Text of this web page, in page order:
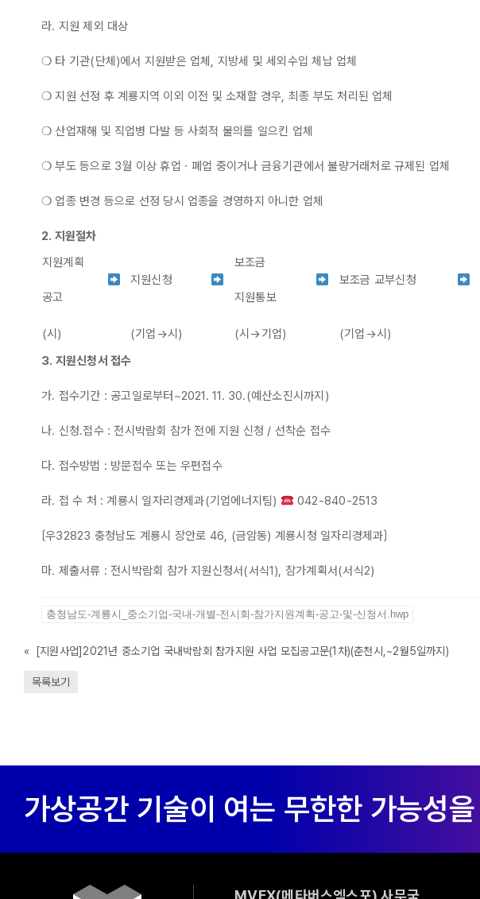
라. 지원 제외 대상
❍ 타 기관(단체)에서 지원받은 업체, 지방세 및 세외수입 체납 업체
❍ 지원 선정 후 계룡지역 이외 이전 및 소재할 경우, 최종 부도 처리된 업체
❍ 산업재해 및 직업병 다발 등 사회적 물의를 일으킨 업체
❍ 부도 등으로 3월 이상 휴업ㆍ폐업 중이거나 금융기관에서 불량거래처로 규제된 업체
❍ 업종 변경 등으로 선정 당시 업종을 경영하지 아니한 업체
2. 지원절차
지원계획
공고
지원신청
보조금
지원통보
보조금 교부신청
(시) (기업→시) (시→기업) (기업→시)
3. 지원신청서 접수
가. 접수기간 : 공고일로부터~2021. 11. 30.(예산소진시까지)
나. 신청․접수 : 전시박람회 참가 전에 지원 신청 / 선착순 접수
다. 접수방법 : 방문접수 또는 우편접수
라. 접 수 처 : 계룡시 일자리경제과(기업에너지팀) 042-840-2513
〔우32823 충청남도 계룡시 장안로 46, (금암동) 계룡시청 일자리경제과〕
마. 제출서류 : 전시박람회 참가 지원신청서(서식1), 참가계획서(서식2)
충청남도-계룡시_중소기업-국내-개별-전시회-참가지원계획-공고-및-신청서.hwp
« [지원사업]2021년 중소기업 국내박람회 참가지원 사업 모집공고문(1차)(춘천시,~2월5일까지)
목록보기
MVEX(메타버스엑스포) 사무국